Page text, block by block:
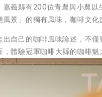
義縣有200位青農與小農
景」的獨有風味，咖啡文化
自己的咖啡風味論述，不
體驗冠軍咖啡大縣的咖啡魅